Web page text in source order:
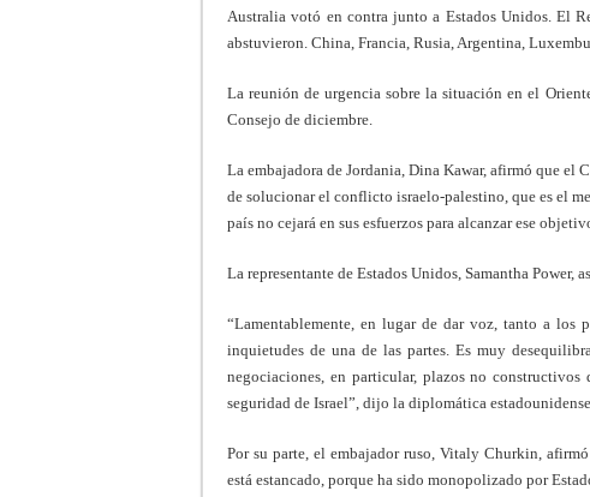
Australia votó en contra junto a Estados Unidos. El
abstuvieron. China, Francia, Rusia, Argentina,
La reunión de urgencia sobre la situación en el
Consejo de diciembre.
La embajadora de Jordania, Dina Kawar, afirmó que el
de solucionar el conflicto israelo-palestino, que es el
país no cejará en sus esfuerzos para alcanzar ese
La representante de Estados Unidos, Samantha Power,
“Lamentablemente, en lugar de dar voz, tanto a los
inquietudes de una de las partes. Es muy
negociaciones, en particular, plazos no
seguridad de Israel”, dijo la diplomática estadounidense.
Por su parte, el embajador ruso, Vitaly Churkin,
está estancado, porque ha sido monopolizado por